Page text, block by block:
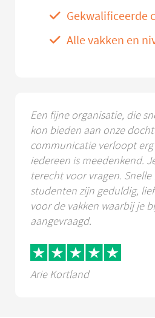
Gekwalificeerde
Alle vakken en
Een fijne organisatie, die
kon bieden aan onze
communicatie verloopt
iedereen is meedenkend.
terecht voor vragen. Snelle
studenten zijn geduldig,
voor de vakken waarbij je
aangevraagd.
Arie Kortland